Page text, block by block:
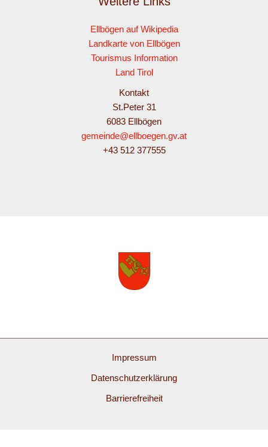
Ellbögen auf Wikipedia
Landkarte von Ellbögen
Tourismus Information
Land Tirol
Kontakt
St.Peter 31
6083 Ellbögen
gemeinde@ellboegen.gv.at
+43 512 377555
Impressum
Datenschutzerklärung
Barrierefreiheit